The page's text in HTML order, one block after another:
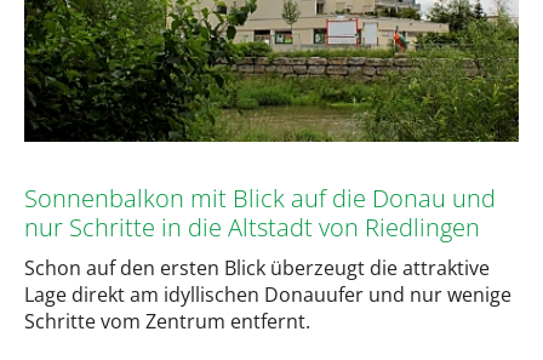
Sonnenbalkon mit Blick auf die Donau und
nur Schritte in die Altstadt von Riedlingen
Schon auf den ersten Blick überzeugt die attraktive
Lage direkt am idyllischen Donauufer und nur wenige
Schritte vom Zentrum entfernt.